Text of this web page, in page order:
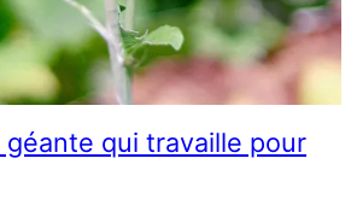
géante qui travaille pour